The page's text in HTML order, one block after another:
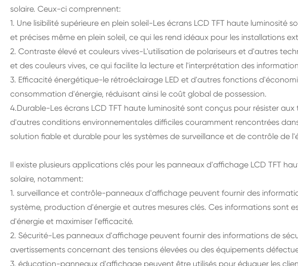
solaire. Ceux-ci comprennent:
1. Une lisibilité supérieure en plein soleil-Les écrans LCD TFT haute luminosité
et précises même en plein soleil, ce qui les rend idéaux pour les installations
2. Contraste élevé et couleurs vives-L'utilisation de polariseurs et d'autres
et des couleurs vives, ce qui facilite la lecture et l'interprétation des
3. Efficacité énergétique-le rétroéclairage LED et d'autres fonctions
consommation d'énergie, réduisant ainsi le coût global de possession.
4.Durable-Les écrans LCD TFT haute luminosité sont conçus pour résister
d'autres conditions environnementales difficiles couramment rencontrées
solution fiable et durable pour les systèmes de surveillance et de contrôle de
Il existe plusieurs applications clés pour les panneaux d'affichage LCD TFT
solaire, notamment:
1. surveillance et contrôle-panneaux d'affichage peuvent fournir des
système, production d'énergie et autres mesures clés. Ces informations sont
d'énergie et maximiser l'efficacité.
2. Sécurité-Les panneaux d'affichage peuvent fournir des informations de
avertissements concernant des tensions élevées ou des équipements
3. éducation-panneaux d'affichage peuvent être utilisés pour éduquer les